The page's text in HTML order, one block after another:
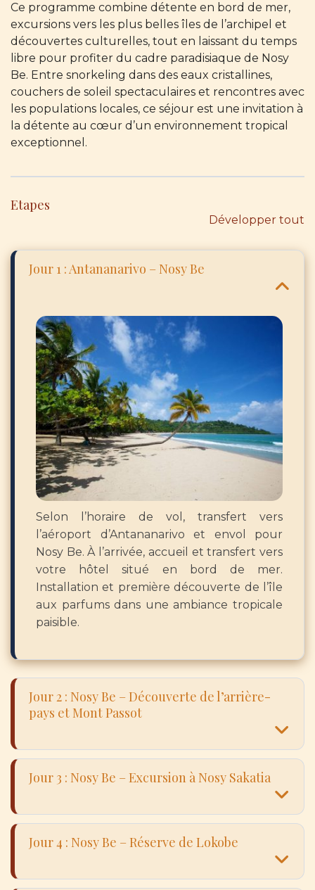
Ce programme combine détente en bord de mer,
excursions vers les plus belles îles de l’archipel et
découvertes culturelles, tout en laissant du temps
libre pour profiter du cadre paradisiaque de Nosy
Be. Entre snorkeling dans des eaux cristallines,
couchers de soleil spectaculaires et rencontres avec
les populations locales, ce séjour est une invitation à
la détente au cœur d’un environnement tropical
exceptionnel.
Etapes
Développer tout
Jour 1 : Antananarivo – Nosy Be
Selon l’horaire de vol, transfert vers
l’aéroport d’Antananarivo et envol pour
Nosy Be. À l’arrivée, accueil et transfert vers
votre hôtel situé en bord de mer.
Installation et première découverte de l’île
aux parfums dans une ambiance tropicale
paisible.
Jour 2 : Nosy Be – Découverte de l’arrière-
pays et Mont Passot
Jour 3 : Nosy Be – Excursion à Nosy Sakatia
Jour 4 : Nosy Be – Réserve de Lokobe